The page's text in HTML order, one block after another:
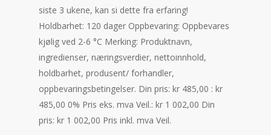
siste 3 ukene, kan si dette fra erfaring!
Holdbarhet: 120 dager Oppbevaring: Oppbevares
kjølig ved 2-6 °C Merking: Produktnavn,
ingredienser, næringsverdier, nettoinnhold,
holdbarhet, produsent/ forhandler,
oppbevaringsbetingelser. Din pris: kr 485,00 : kr
485,00 0% Pris eks. mva Veil.: kr 1 002,00 Din
pris: kr 1 002,00 Pris inkl. mva Veil.